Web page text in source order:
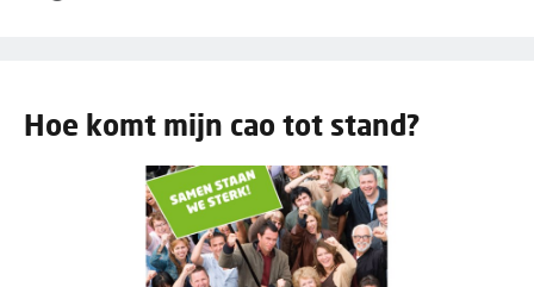
Hoe komt mijn cao tot stand?